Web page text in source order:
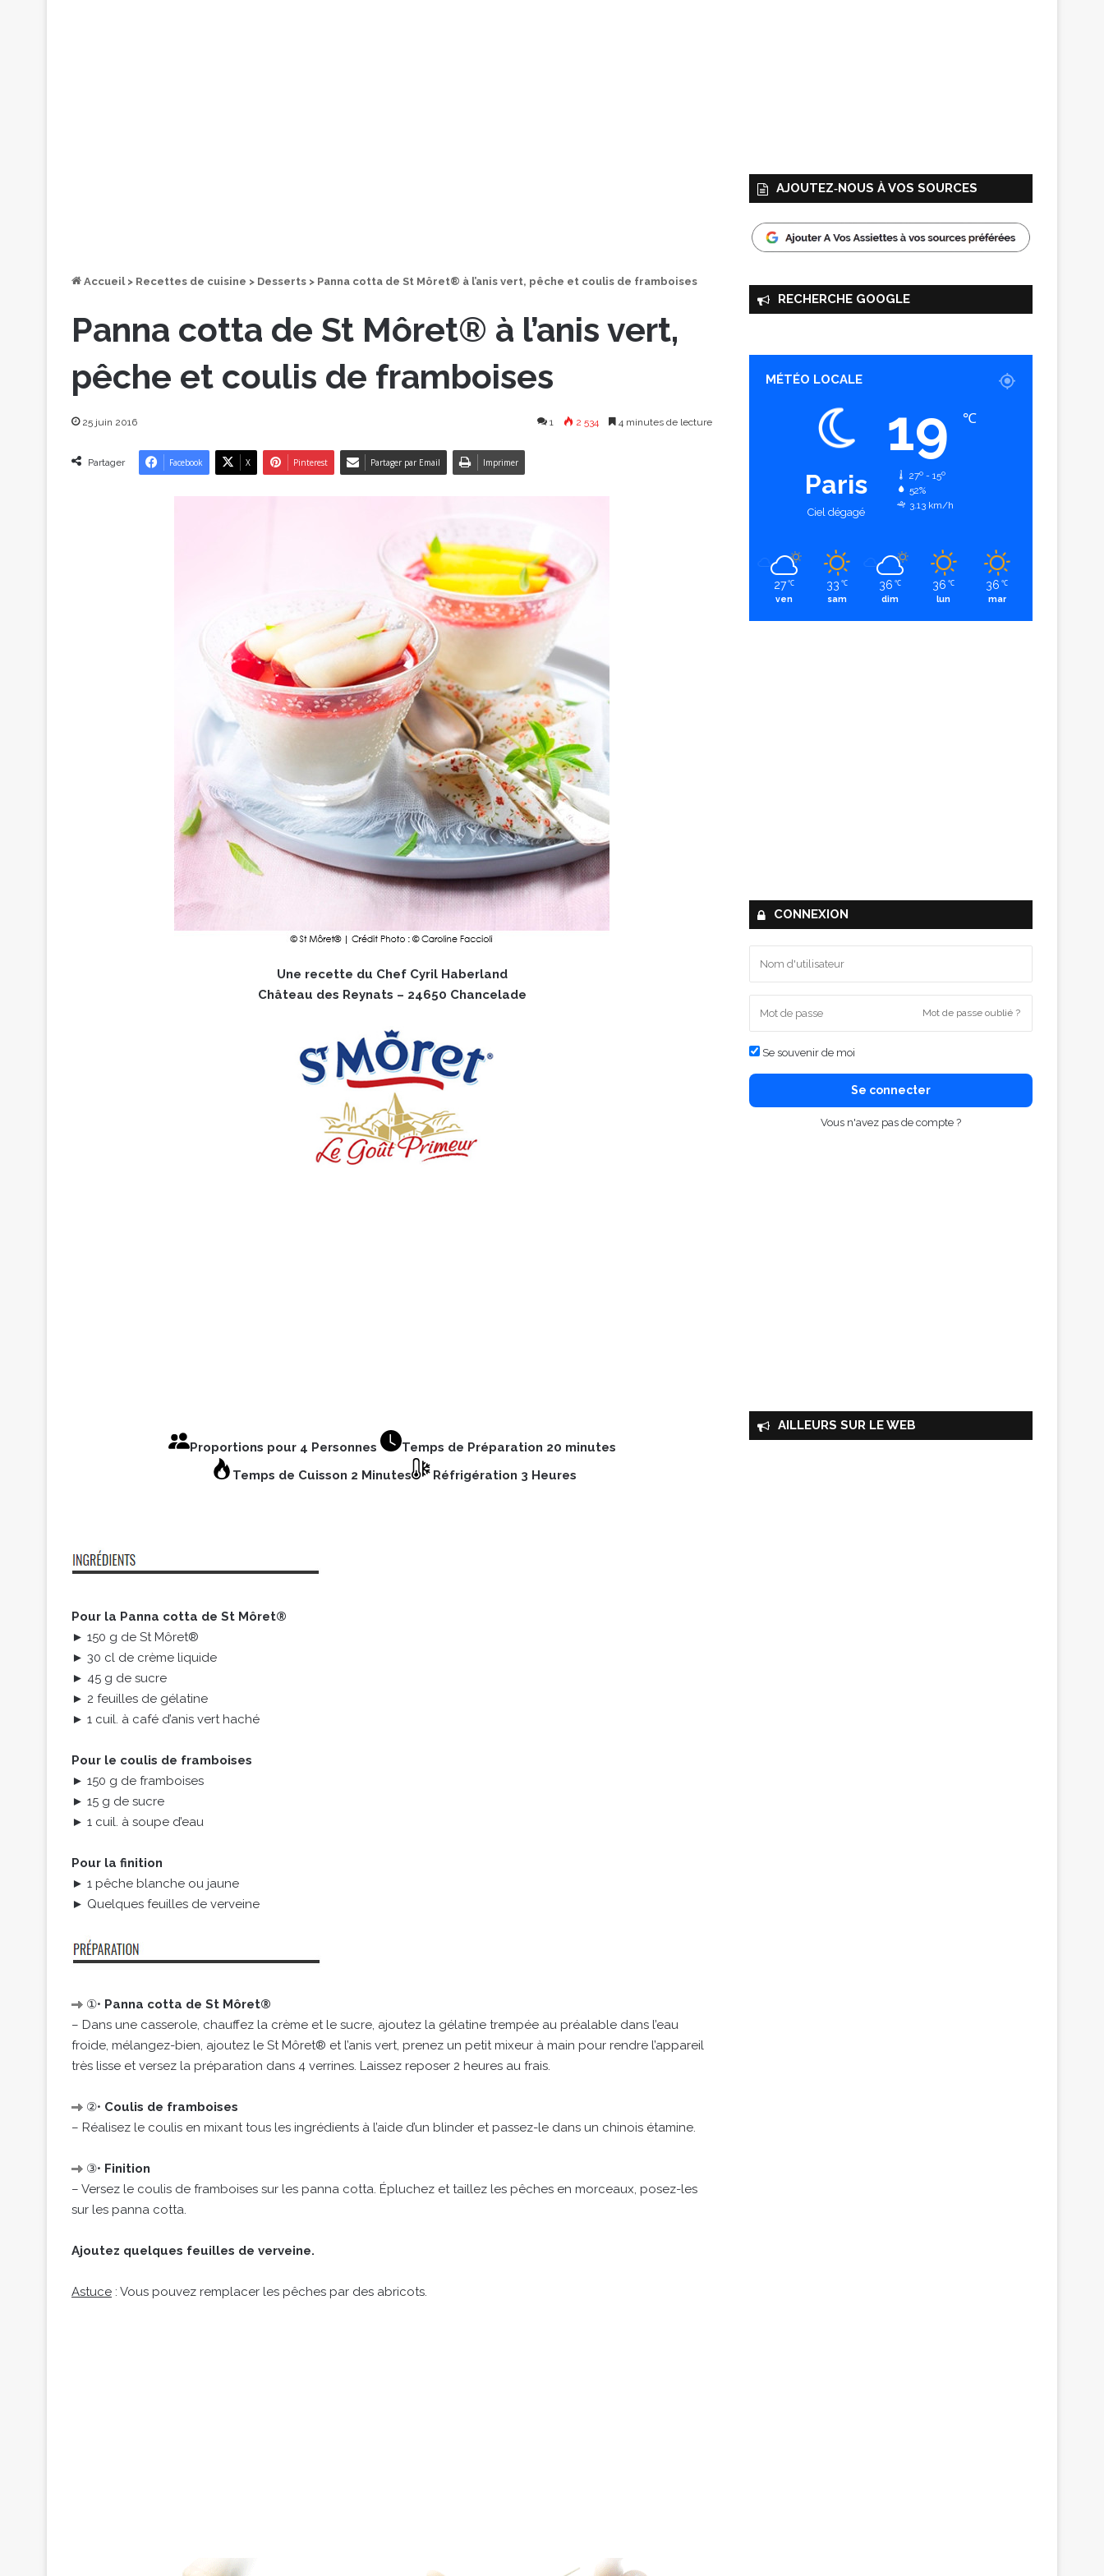
Accueil > Recettes de cuisine > Desserts > Panna cotta de St Môret® à l’anis vert, pêche et coulis de framboises
Panna cotta de St Môret® à l’anis vert,
pêche et coulis de framboises
25 juin 2016 1 2 534 4 minutes de lecture
Partager Facebook X Pinterest Partager par Email Imprimer
Une recette du Chef Cyril Haberland
Château des Reynats – 24650 Chancelade
Proportions pour 4 Personnes
Temps de Préparation 20 minutes
Temps de Cuisson 2 Minutes
Réfrigération 3 Heures
Pour la Panna cotta de St Môret®
► 150 g de St Môret®
► 30 cl de crème liquide
► 45 g de sucre
► 2 feuilles de gélatine
► 1 cuil. à café d’anis vert haché
Pour le coulis de framboises
► 150 g de framboises
► 15 g de sucre
► 1 cuil. à soupe d’eau
Pour la finition
► 1 pêche blanche ou jaune
► Quelques feuilles de verveine
①• Panna cotta de St Môret®
– Dans une casserole, chauffez la crème et le sucre, ajoutez la gélatine trempée au préalable dans l’eau
froide, mélangez-bien, ajoutez le St Môret® et l’anis vert, prenez un petit mixeur à main pour rendre l’appareil
très lisse et versez la préparation dans 4 verrines. Laissez reposer 2 heures au frais.
②• Coulis de framboises
– Réalisez le coulis en mixant tous les ingrédients à l’aide d’un blinder et passez-le dans un chinois étamine.
③• Finition
– Versez le coulis de framboises sur les panna cotta. Épluchez et taillez les pêches en morceaux, posez-les
sur les panna cotta.
Ajoutez quelques feuilles de verveine.
Astuce : Vous pouvez remplacer les pêches par des abricots.
AJOUTEZ‑NOUS À VOS SOURCES
RECHERCHE GOOGLE
MÉTÉO LOCALE
Paris
Ciel dégagé
19 ℃
27º - 15º
52%
3.13 km/h
27 ℃
ven
33 ℃
sam
36 ℃
dim
36 ℃
lun
36 ℃
mar
CONNEXION
Mot de passe oublié ?
Se souvenir de moi
Se connecter
Vous n'avez pas de compte ?
AILLEURS SUR LE WEB